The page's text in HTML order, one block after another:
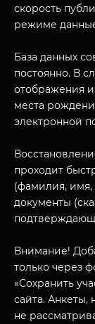
скорость
режиме
База данных
постоянно. В
отображения
места
электронной
проходит
(фамилия, имя,
документы
Внимание!
только через
«Сохранить
сайта. Анкеты,
не